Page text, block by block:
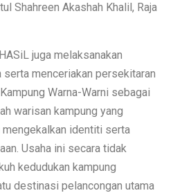
Shahreen Akashah Khalil, Raja
juga melaksanakan
menceriakan persekitaran
Warna-Warni sebagai
warisan kampung yang
identiti serta
Usaha ini secara tidak
kedudukan kampung
destinasi pelancongan utama